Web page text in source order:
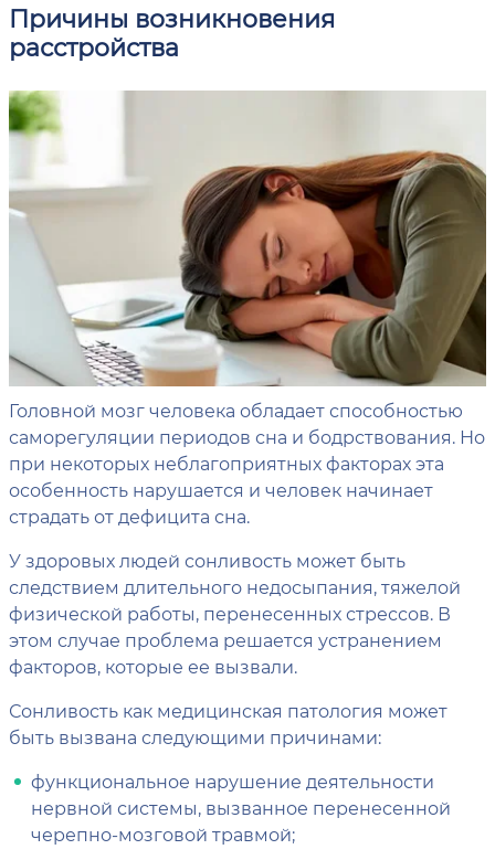
Причины возникновения
расстройства
Головной мозг человека обладает способностью
саморегуляции периодов сна и бодрствования. Но
при некоторых неблагоприятных факторах эта
особенность нарушается и человек начинает
страдать от дефицита сна.
У здоровых людей сонливость может быть
следствием длительного недосыпания, тяжелой
физической работы, перенесенных стрессов. В
этом случае проблема решается устранением
факторов, которые ее вызвали.
Сонливость как медицинская патология может
быть вызвана следующими причинами:
функциональное нарушение деятельности
нервной системы, вызванное перенесенной
черепно-мозговой травмой;